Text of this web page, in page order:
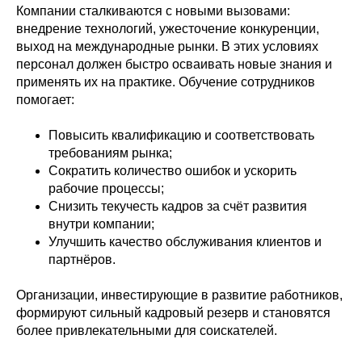
Компании сталкиваются с новыми вызовами:
внедрение технологий, ужесточение конкуренции,
выход на международные рынки. В этих условиях
персонал должен быстро осваивать новые знания и
применять их на практике. Обучение сотрудников
помогает:
Повысить квалификацию и соответствовать
требованиям рынка;
Сократить количество ошибок и ускорить
рабочие процессы;
Снизить текучесть кадров за счёт развития
внутри компании;
Улучшить качество обслуживания клиентов и
партнёров.
Организации, инвестирующие в развитие работников,
формируют сильный кадровый резерв и становятся
более привлекательными для соискателей.